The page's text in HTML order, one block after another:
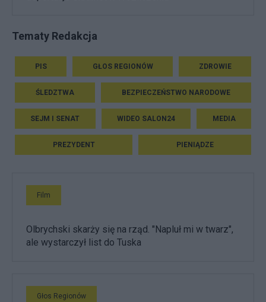
Tematy Redakcja
PIS GŁOS REGIONÓW ZDROWIE
ŚLEDZTWA BEZPIECZEŃSTWO NARODOWE
SEJM I SENAT WIDEO SALON24 MEDIA
PREZYDENT PIENIĄDZE
Film
Olbrychski skarży się na rząd. "Napluł mi w twarz",
ale wystarczył list do Tuska
Głos Regionów